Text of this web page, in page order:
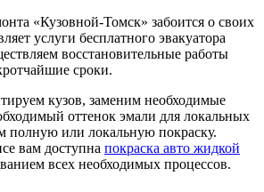
«Кузовной-Томск» забоится о своих
услуги бесплатного эвакуатора
восстановительные работы
сроки.
кузов, заменим необходимые
оттенок эмали для локальных
полную или локальную покраску.
вам доступна покраска авто жидкой
всех необходимых процессов.